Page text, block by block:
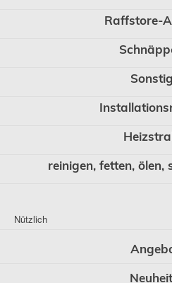
Raffstore-
reinigen, fetten, ölen,
Nützlich